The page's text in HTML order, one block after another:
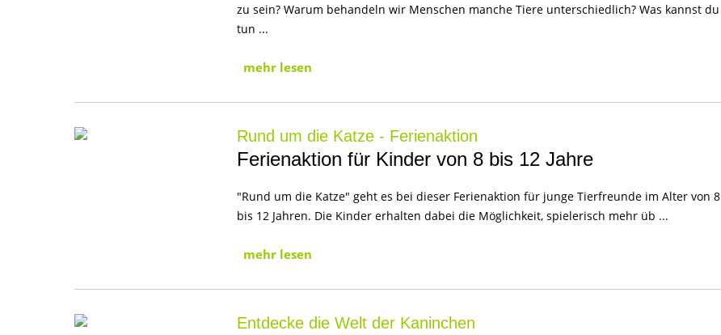
zu sein? Warum behandeln wir Menschen manche Tiere unterschiedlich? Was kannst du
tun ...
mehr lesen
Rund um die Katze - Ferienaktion
Ferienaktion für Kinder von 8 bis 12 Jahre
"Rund um die Katze" geht es bei dieser Ferienaktion für junge Tierfreunde im Alter von 8
bis 12 Jahren. Die Kinder erhalten dabei die Möglichkeit, spielerisch mehr üb ...
mehr lesen
Entdecke die Welt der Kaninchen